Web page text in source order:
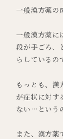
一般漢方薬の
一般漢方薬に
段が手ごろ、
らしているの
もっとも、漢
が症状に対す
ない…という
また、漢方薬